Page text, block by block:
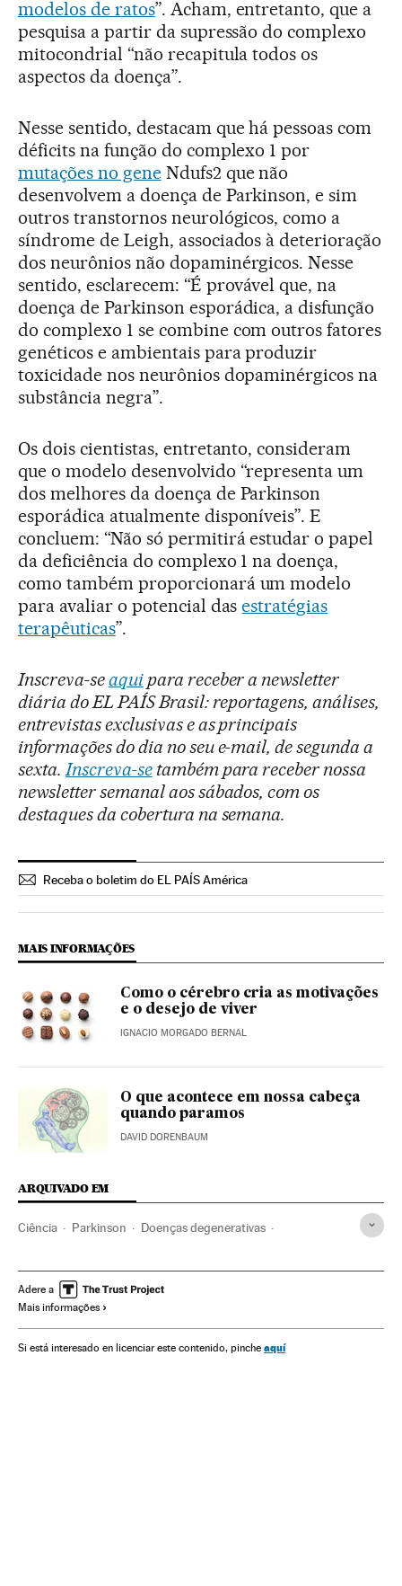
modelos de ratos”. Acham, entretanto, que a
pesquisa a partir da supressão do complexo
mitocondrial “não recapitula todos os
aspectos da doença”.
Nesse sentido, destacam que há pessoas com
déficits na função do complexo 1 por
mutações no geneNdufs2 que não
desenvolvem a doença de Parkinson, e sim
outros transtornos neurológicos, como a
síndrome de Leigh, associados à deterioração
dos neurônios não dopaminérgicos. Nesse
sentido, esclarecem: “É provável que, na
doença de Parkinson esporádica, a disfunção
do complexo 1 se combine com outros fatores
genéticos e ambientais para produzir
toxicidade nos neurônios dopaminérgicos na
substância negra”.
Os dois cientistas, entretanto, consideram
que o modelo desenvolvido “representa um
dos melhores da doença de Parkinson
esporádica atualmente disponíveis”. E
concluem: “Não só permitirá estudar o papel
da deficiência do complexo 1 na doença,
como também proporcionará um modelo
para avaliar o potencial dasestratégias
terapêuticas”.
Inscreva-seaquipara receber a newsletter
diária do EL PAÍS Brasil: reportagens, análises,
entrevistas exclusivas e as principais
informações do dia no seu e-mail, de segunda a
sexta.Inscreva-setambém para receber nossa
newsletter semanal aos sábados, com os
destaques da cobertura na semana.
Receba o boletim do EL PAÍS América
MAIS INFORMAÇÕES
Como o cérebro cria as motivações
e o desejo de viver
IGNACIO MORGADO BERNAL
O que acontece em nossa cabeça
quando paramos
DAVID DORENBAUM
ARQUIVADO EM
Ciência Parkinson Doenças degenerativas
Neurociência Neurologia
Tratamento médico
Adere a
Mais informações
Si está interesado en licenciar este contenido, pinche aquí